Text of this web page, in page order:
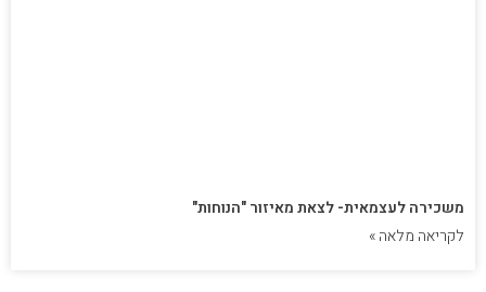
משכירה לעצמאית- לצאת מאיזור "הנוחות"
לקריאה מלאה »